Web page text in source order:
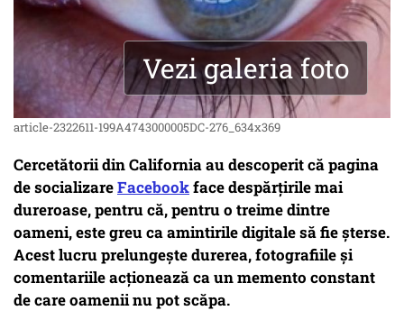
Vezi galeria foto
article-2322611-199A4743000005DC-276_634x369
Cercetătorii din California au descoperit că pagina
de socializareFacebookface despărțirile mai
dureroase, pentru că, pentru o treime dintre
oameni, este greu ca amintirile digitale să fie șterse.
Acest lucru prelungește durerea, fotografiile și
comentariile acționează ca un memento constant
de care oamenii nu pot scăpa.